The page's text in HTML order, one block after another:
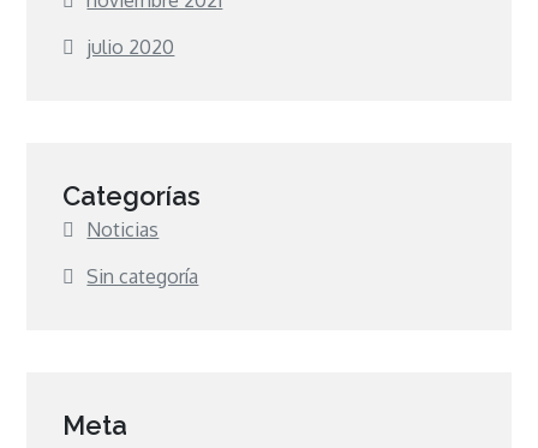
julio 2020
Categorías
Noticias
Sin categoría
Meta